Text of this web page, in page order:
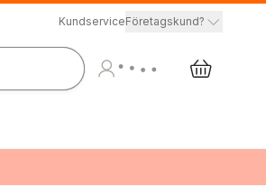
KundserviceFöretagskund?